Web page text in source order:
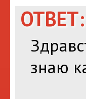
ОТВЕТ:
знаю